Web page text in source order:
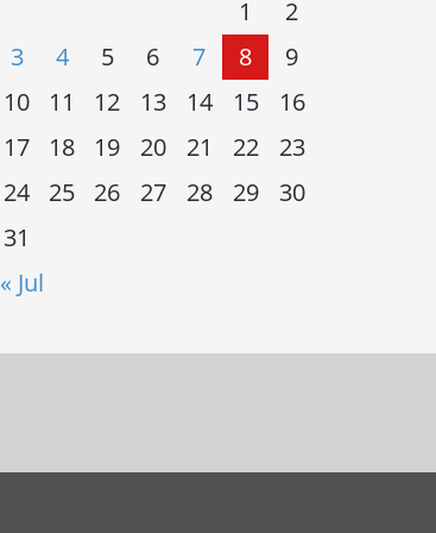
« Jul
1
2
3
4 5 6 7 8
9
10
11 12 13 14 15
16
17
18 19 20 21 22
23
24
25 26 27 28 29
30
31